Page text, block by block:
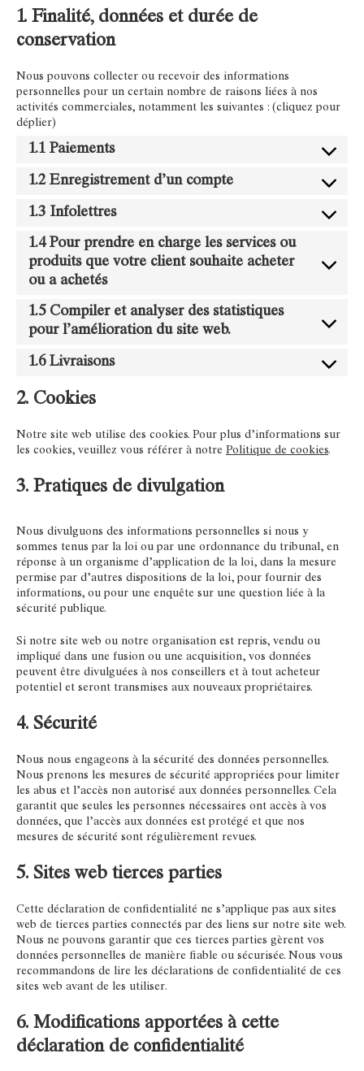
1. Finalité, données et durée de
conservation
Nous pouvons collecter ou recevoir des informations
personnelles pour un certain nombre de raisons liées à nos
activités commerciales, notamment les suivantes : (cliquez pour
déplier)
1.1 Paiements
1.2 Enregistrement d’un compte
1.3 Infolettres
1.4 Pour prendre en charge les services ou
produits que votre client souhaite acheter
ou a achetés
1.5 Compiler et analyser des statistiques
pour l’amélioration du site web.
1.6 Livraisons
2. Cookies
Notre site web utilise des cookies. Pour plus d’informations sur
les cookies, veuillez vous référer à notre Politique de cookies.
3. Pratiques de divulgation
Nous divulguons des informations personnelles si nous y
sommes tenus par la loi ou par une ordonnance du tribunal, en
réponse à un organisme d’application de la loi, dans la mesure
permise par d’autres dispositions de la loi, pour fournir des
informations, ou pour une enquête sur une question liée à la
sécurité publique.
Si notre site web ou notre organisation est repris, vendu ou
impliqué dans une fusion ou une acquisition, vos données
peuvent être divulguées à nos conseillers et à tout acheteur
potentiel et seront transmises aux nouveaux propriétaires.
4. Sécurité
Nous nous engageons à la sécurité des données personnelles.
Nous prenons les mesures de sécurité appropriées pour limiter
les abus et l’accès non autorisé aux données personnelles. Cela
garantit que seules les personnes nécessaires ont accès à vos
données, que l’accès aux données est protégé et que nos
mesures de sécurité sont régulièrement revues.
5. Sites web tierces parties
Cette déclaration de confidentialité ne s’applique pas aux sites
web de tierces parties connectés par des liens sur notre site web.
Nous ne pouvons garantir que ces tierces parties gèrent vos
données personnelles de manière fiable ou sécurisée. Nous vous
recommandons de lire les déclarations de confidentialité de ces
sites web avant de les utiliser.
6. Modifications apportées à cette
déclaration de confidentialité